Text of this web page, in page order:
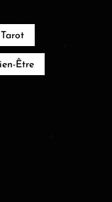
Tarot
Être